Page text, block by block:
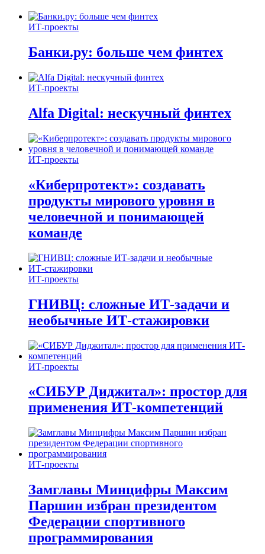
ИТ-проекты
Банки.ру: больше чем финтех
ИТ-проекты
Alfa Digital: нескучный финтех
ИТ-проекты
«Киберпротект»: создавать
продукты мирового уровня в
человечной и понимающей
команде
ИТ-проекты
ГНИВЦ: сложные ИТ‑задачи и
необычные ИТ‑стажировки
ИТ-проекты
«СИБУР Диджитал»: простор для
применения ИТ-компетенций
ИТ-проекты
Замглавы Минцифры Максим
Паршин избран президентом
Федерации спортивного
программирования